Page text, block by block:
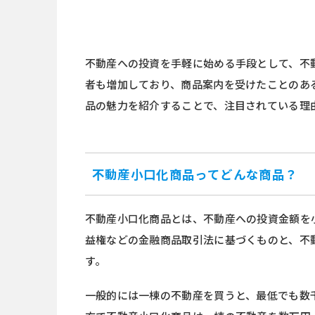
不動産への投資を手軽に始める手段として、
者も増加しており、商品案内を受けたことの
品の魅力を紹介することで、注目されている理
不動産小口化商品ってどんな商品？
不動産小口化商品とは、不動産への投資金額
益権などの金融商品取引法に基づくものと、
す。
一般的には一棟の不動産を買うと、最低でも